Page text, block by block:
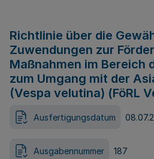
Richtlinie über die
Zuwendungen zur
Maßnahmen im Bereich
zum Umgang mit der
(Vespa velutina) (FöRL
Ausfertigungsdatum
Ausgabennummer 187